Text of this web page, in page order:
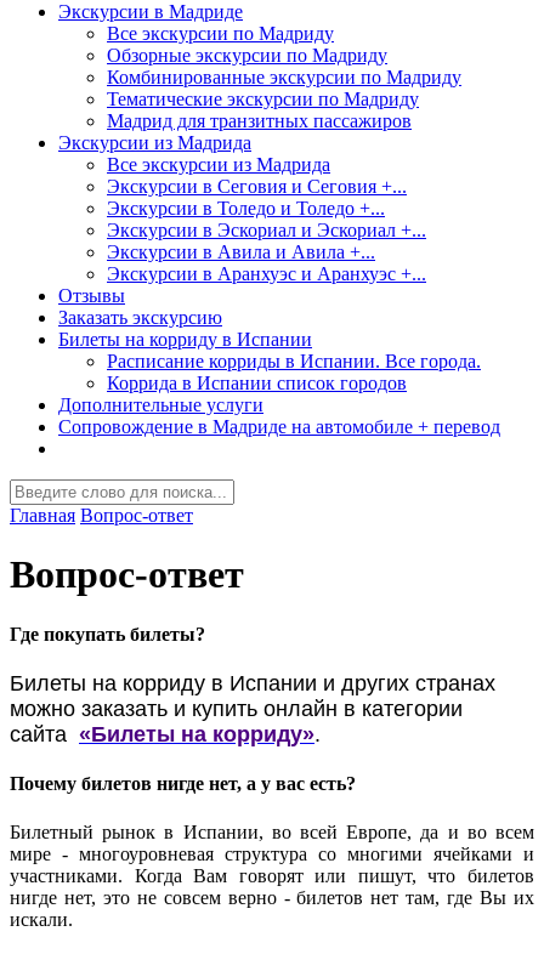
Экскурсии в Мадриде
Все экскурсии по Мадриду
Обзорные экскурсии по Мадриду
Комбинированные экскурсии по Мадриду
Тематические экскурсии по Мадриду
Мадрид для транзитных пассажиров
Экскурсии из Мадрида
Все экскурсии из Мадрида
Экскурсии в Сеговия и Сеговия +...
Экскурсии в Толедо и Толедо +...
Экскурсии в Эскориал и Эскориал +...
Экскурсии в Авила и Авила +...
Экскурсии в Аранхуэс и Аранхуэс +...
Отзывы
Заказать экскурсию
Билеты на корриду в Испании
Расписание корриды в Испании. Все города.
Коррида в Испании список городов
Дополнительные услуги
Сопровождение в Мадриде на автомобиле + перевод
Главная Вопрос-ответ
Вопрос-ответ
Где покупать билеты?
Билеты на корриду в Испании и других странах
можно заказать и купить онлайн в категории
сайта «Билеты на корриду».
Почему билетов нигде нет, а у вас есть?
Билетный рынок в Испании, во всей Европе, да и во всем
мире - многоуровневая структура со многими ячейками и
участниками. Когда Вам говорят или пишут, что билетов
нигде нет, это не совсем верно - билетов нет там, где Вы их
искали.